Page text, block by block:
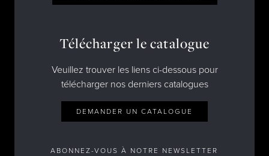
Télécharger le catalogue
Veuillez trouver les liens ci-dessous pour
télécharger nos derniers catalogues
DEMANDER UN CATALOGUE
ABONNEZ-VOUS À NOTRE NEWSLETTER